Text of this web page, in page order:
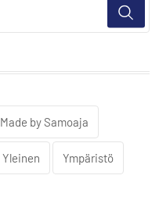
Made by Samoaja
Yleinen Ympäristö